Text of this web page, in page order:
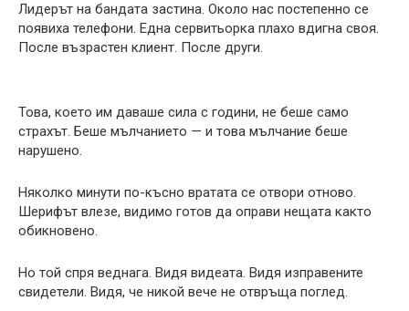
Лидерът на бандата застина. Около нас постепенно се
появиха телефони. Една сервитьорка плахо вдигна своя.
После възрастен клиент. После други.
Това, което им даваше сила с години, не беше само
страхът. Беше мълчанието — и това мълчание беше
нарушено.
Няколко минути по-късно вратата се отвори отново.
Шерифът влезе, видимо готов да оправи нещата както
обикновено.
Но той спря веднага. Видя видеата. Видя изправените
свидетели. Видя, че никой вече не отвръща поглед.